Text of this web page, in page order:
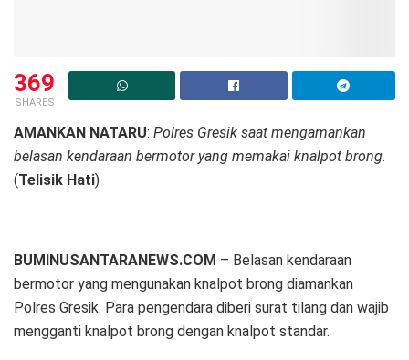
369
SHARES
AMANKAN NATARU: Polres Gresik saat mengamankan
belasan kendaraan bermotor yang memakai knalpot brong.
(Telisik Hati)
BUMINUSANTARANEWS.COM – Belasan kendaraan
bermotor yang mengunakan knalpot brong diamankan
Polres Gresik. Para pengendara diberi surat tilang dan wajib
mengganti knalpot brong dengan knalpot standar.